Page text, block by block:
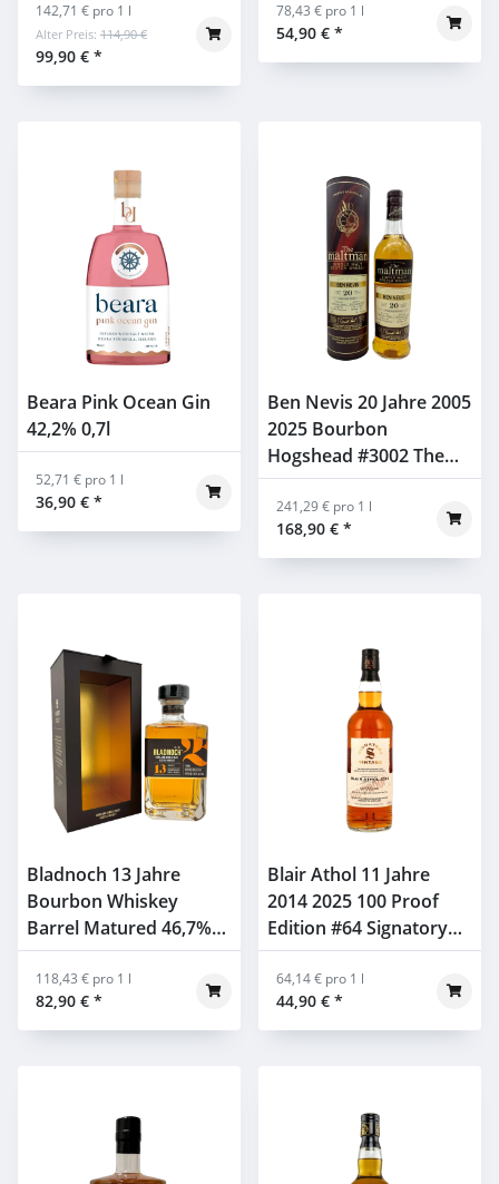
99,90 € *
142,71 € pro 1 l
Alter Preis: 114,90 € 54,90 € *
78,43 € pro 1 l
Beara Pink Ocean Gin
42,2% 0,7l
36,90 € *
52,71 € pro 1 l
Ben Nevis 20 Jahre 2005
2025 Bourbon
Hogshead #3002 The
Maltman 55% 0,7l
168,90 € *
241,29 € pro 1 l
Bladnoch 13 Jahre
Bourbon Whiskey
Barrel Matured 46,7%
0,7l
82,90 € *
118,43 € pro 1 l
Blair Athol 11 Jahre
2014 2025 100 Proof
Edition #64 Signatory
57,1% 0,7l
44,90 € *
64,14 € pro 1 l